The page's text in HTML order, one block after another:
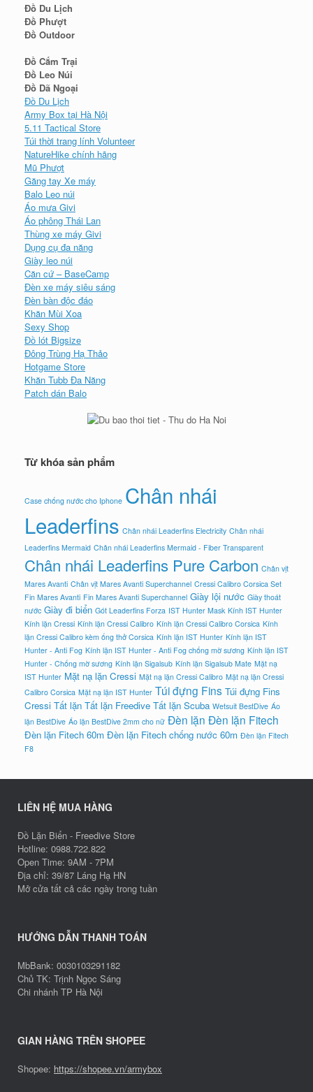
Đồ Du Lịch
Đồ Phượt
Đồ Outdoor
Đồ Cắm Trại
Đồ Leo Núi
Đồ Dã Ngoại
Đồ Du Lịch
Army Box tại Hà Nội
5.11 Tactical Store
Túi thời trang lính Volunteer
NatureHike chính hãng
Mũ Phượt
Găng tay Xe máy
Balo Leo núi
Áo mưa Givi
Áo phông Thái Lan
Thùng xe máy Givi
Dụng cụ đa năng
Giày leo núi
Căn cứ – BaseCamp
Đèn xe máy siêu sáng
Đèn bàn độc đáo
Khăn Mùi Xoa
Sexy Shop
Đồ lót Bigsize
Đông Trùng Hạ Thảo
Hotgame Store
Khăn Tubb Đa Năng
Patch dán Balo
Từ khóa sản phẩm
Case chống nước cho Iphone Chân nhái
Leaderfins Chân nhái Leaderfins Electricity Chân nhái
Leaderfins Mermaid Chân nhái Leaderfins Mermaid - Fiber Transparent
Chân nhái Leaderfins Pure Carbon Chân vịt
Mares Avanti Chân vịt Mares Avanti Superchannel Cressi Calibro Corsica Set
Fin Mares Avanti Fin Mares Avanti Superchannel Giày lội nước Giày thoát
nước Giày đi biển Gót Leaderfins Forza IST Hunter Mask Kính IST Hunter
Kính lặn Cressi Kính lặn Cressi Calibro Kính lặn Cressi Calibro Corsica Kính
lặn Cressi Calibro kèm ống thở Corsica Kính lặn IST Hunter Kính lặn IST
Hunter - Anti Fog Kính lặn IST Hunter - Anti Fog chống mờ sương Kính lặn IST
Hunter - Chống mờ sương Kính lặn Sigalsub Kính lặn Sigalsub Mate Mặt nạ
IST Hunter Mặt nạ lặn Cressi Mặt nạ lặn Cressi Calibro Mặt nạ lặn Cressi
Calibro Corsica Mặt nạ lặn IST Hunter Túi đựng Fins Túi đựng Fins
Cressi Tất lặn Tất lặn Freedive Tất lặn Scuba Wetsuit BestDive Áo
lặn BestDive Áo lặn BestDive 2mm cho nữ Đèn lặn Đèn lặn Fitech
Đèn lặn Fitech 60m Đèn lặn Fitech chống nước 60m Đèn lặn Fitech
F8
LIÊN HỆ MUA HÀNG
Đồ Lặn Biển - Freedive Store
Hotline: 0988.722.822
Open Time: 9AM - 7PM
Địa chỉ: 39/87 Láng Hạ HN
Mở cửa tất cả các ngày trong tuần
HƯỚNG DẪN THANH TOÁN
MbBank: 0030103291182
Chủ TK: Trịnh Ngọc Sáng
Chi nhánh TP Hà Nội
GIAN HÀNG TRÊN SHOPEE
Shopee: https://shopee.vn/armybox